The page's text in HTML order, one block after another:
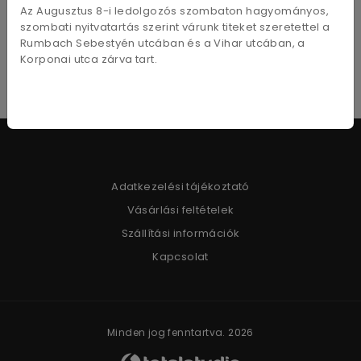
Az Augusztus 8-i ledolgozós szombaton hagyományos,
szombati nyitvatartás szerint várunk titeket szeretettel a
Rumbach Sebestyén utcában és a Vihar utcában, a
Korponai utca zárva tart.
Ft- tól
Adatkezelési tájékoztató
Vásárlási feltételek
Szállítási információk
Kapcsolat
Minden jog fenntartva. 2026